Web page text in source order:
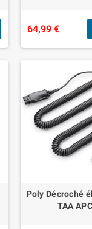
64,99 €
Poly Décroché
TAA